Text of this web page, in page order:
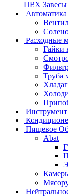
ПВХ Завесы
Расходные
Гайки
Труба
Пищевое
Abat